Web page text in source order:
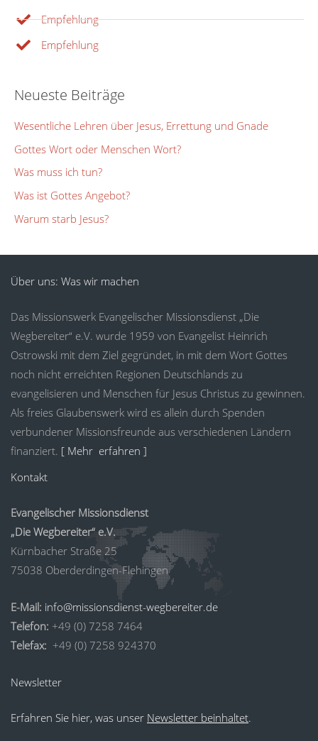
Empfehlung
Empfehlung
Neueste Beiträge
Wesentliche Lehren über Jesus, Errettung und Gnade
Gottes Wort oder Menschen Wort?
Was muss ich tun?
Was ist Gottes Angebot?
Warum starb Jesus?
Über uns: Was wir machen
Das Missionswerk Evangelischer Missionsdienst „Die
Wegbereiter“ e.V. wurde 1959 von Evangelist Heinrich
Ostrowski mit dem Ziel gegründet, in mit dem Wort Gottes
noch nicht erreichten Regionen Deutschlands zu
evangelisieren und Menschen für Jesus Christus zu gewinnen.
Als freies Glaubenswerk wird es allein durch Spenden
verbundener Missionsfreunde aus verschiedenen Ländern
finanziert. [ Mehr erfahren ]
Kontakt
Evangelischer Missionsdienst
„Die Wegbereiter“ e.V.
Kürnbacher Straße 25
75038 Oberderdingen-Flehingen
E-Mail: info@missionsdienst-wegbereiter.de
Telefon: +49 (0) 7258 7464
Telefax: +49 (0) 7258 924370
Newsletter
Erfahren Sie hier, was unser Newsletter beinhaltet.